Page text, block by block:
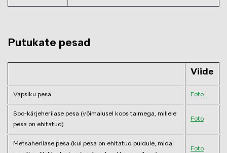
Putukate pesad
Viide
Vapsiku pesa Foto
Soo-kärjeherilase pesa (võimalusel koos taimega, millele
pesa on ehitatud)
Foto
Metsaherilase pesa (kui pesa on ehitatud puidule, mida
Foto